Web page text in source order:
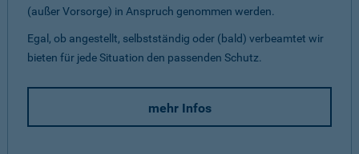
(außer Vorsorge) in Anspruch genommen werden.
Egal, ob angestellt, selbstständig oder (bald) verbeamtet wir
bieten für jede Situation den passenden Schutz.
mehr Infos